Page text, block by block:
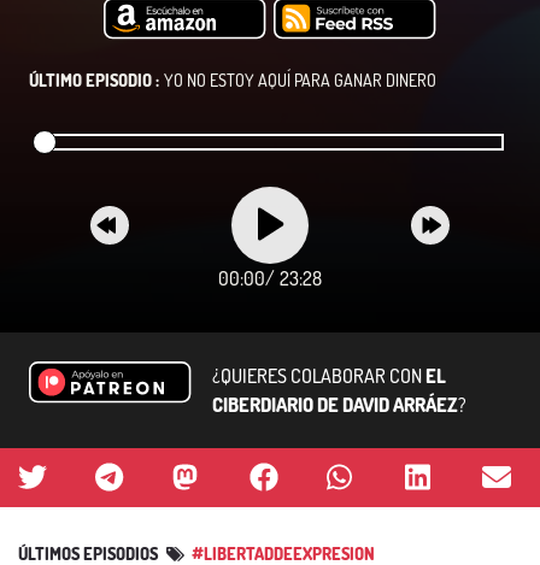
ÚLTIMO EPISODIO : YO NO ESTOY AQUÍ PARA GANAR DINERO
00:00/ 23:28
¿QUIERES COLABORAR CONEL
CIBERDIARIO DE DAVID ARRÁEZ?
ÚLTIMOS EPISODIOS #LIBERTADDEEXPRESION